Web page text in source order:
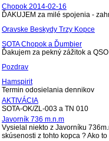
Chopok 2014-02-16
ĎAKUJEM za milé spojenia -
Oravske Beskydy Trzy Kopce
SOTA Chopok a Ďumbier
Ďakujem za pekný zážitok a
Pozdrav
Hamspirit
Termin odosielania dennikov
AKTIVÁCIA
SOTA-OK/ZL-003 a TN 010
Javorník 736 m.n.m
Vysielal niekto z Javorníku
skúsenosti z tohto kopca ? Ako